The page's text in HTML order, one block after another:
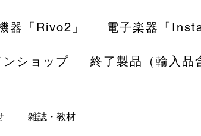
器「Rivo2」 電子楽器「
ンショップ 終了製品（輸入品
雑誌・教材